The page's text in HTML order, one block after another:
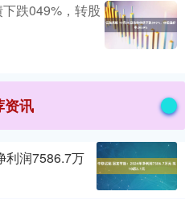
跌049%，转股
资讯
利润7586.7万